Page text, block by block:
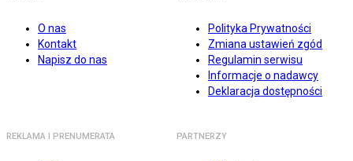
O nas
Kontakt
Napisz do nas
Polityka Prywatności
Zmiana ustawień zgód
Regulamin serwisu
Informacje o nadawcy
Deklaracja dostępności
REKLAMA I PRENUMERATA PARTNERZY